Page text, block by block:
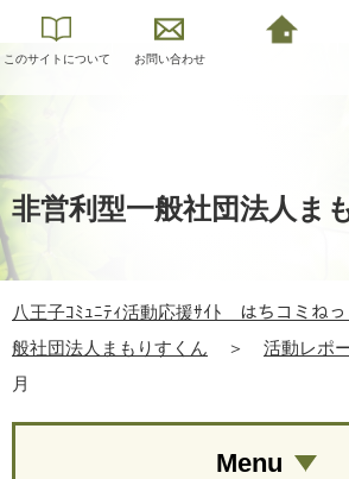
このサイトについて お問い合わせ
非営利型一般社団法人ま
八王子ｺﾐｭﾆﾃｨ活動応援ｻｲﾄ はちコミねっ
般社団法人まもりすくん
＞ 活動レポ
月
Menu